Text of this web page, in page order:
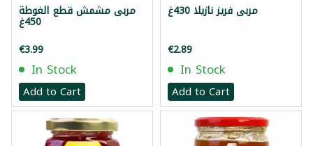
مربى مشمش قطع الغوطة
450غ
€3.99
In Stock
Add to Cart
مربى فريز نازيلا 430غ
€2.89
In Stock
Add to Cart